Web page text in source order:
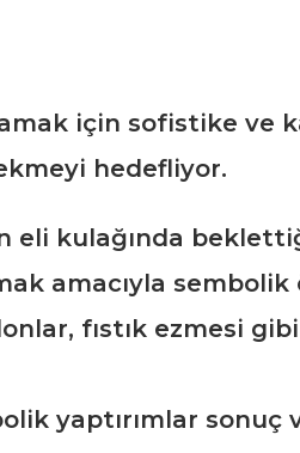
için sofistike ve
hedefliyor.
eli kulağında
amacıyla
fıstık ezmesi
yaptırımlar sonuç